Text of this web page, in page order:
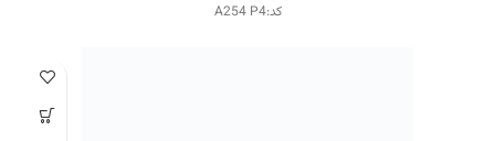
کد:A254 P4